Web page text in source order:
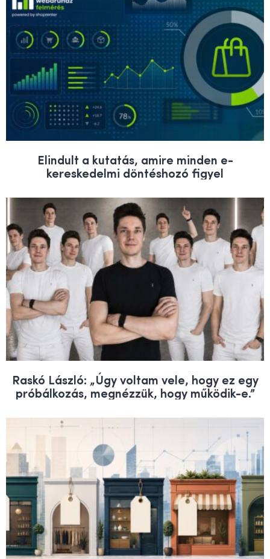
Elindult a kutatás, amire minden e-
kereskedelmi döntéshozó figyel
Raskó László: „Úgy voltam vele, hogy ez egy
próbálkozás, megnézzük, hogy működik-e.”